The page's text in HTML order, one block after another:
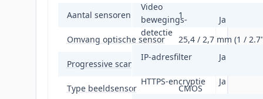
Aantal sensoren 1
Omvang optische sensor 25,4 / 2,7 mm (1 /
Progressive scan Ja
Type beeldsensor CMOS
Video
bewegings-
detectie
Ja
IP-adresfilter Ja
HTTPS-encryptie Ja